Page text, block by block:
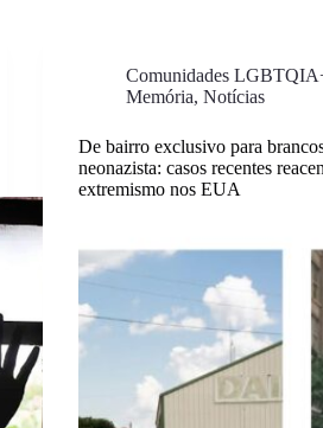
Comunidades
Memória,Notícias
De bairro exclusivo para
neonazista: casos recentes
extremismo nos EUA